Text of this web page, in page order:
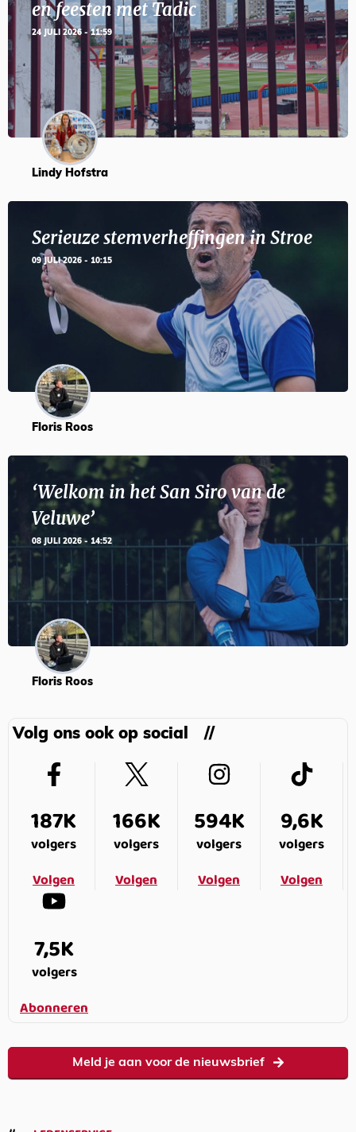
en feesten met Tadic
24 JULI 2026 - 11:59
Lindy Hofstra
Serieuze stemverheffingen in Stroe
09 JULI 2026 - 10:15
Floris Roos
‘Welkom in het San Siro van de
Veluwe’
08 JULI 2026 - 14:52
Floris Roos
Volg ons ook op social
187K
volgers
Volgen
166K
volgers
Volgen
594K
volgers
Volgen
9,6K
volgers
Volgen
7,5K
volgers
Abonneren
Meld je aan voor de nieuwsbrief